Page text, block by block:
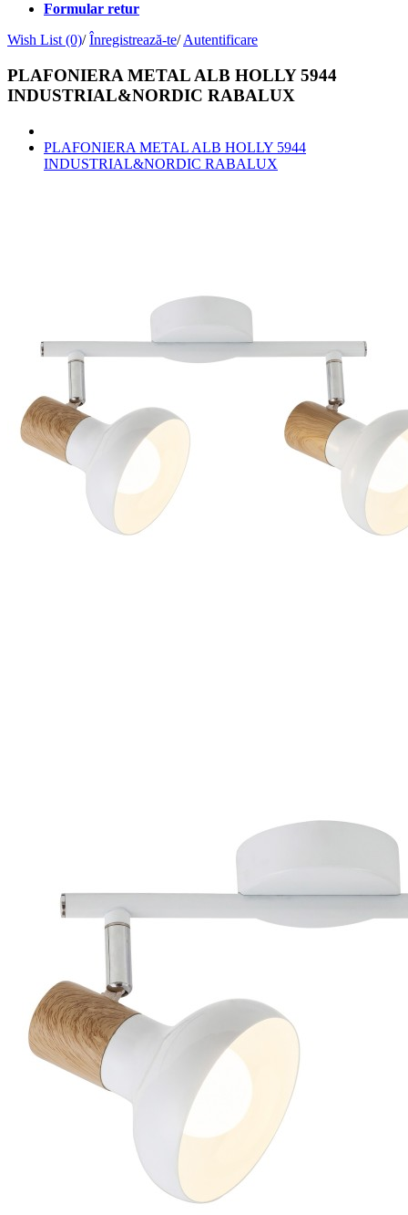
Formular retur
Wish List (0)/ Înregistrează-te/ Autentificare
PLAFONIERA METAL ALB HOLLY 5944
INDUSTRIAL&NORDIC RABALUX
PLAFONIERA METAL ALB HOLLY 5944
INDUSTRIAL&NORDIC RABALUX